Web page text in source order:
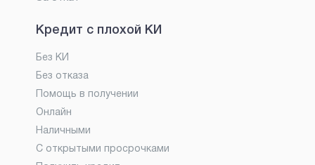
Кредит с плохой КИ
Без КИ
Без отказа
Помощь в получении
Онлайн
Наличными
С открытыми просрочками